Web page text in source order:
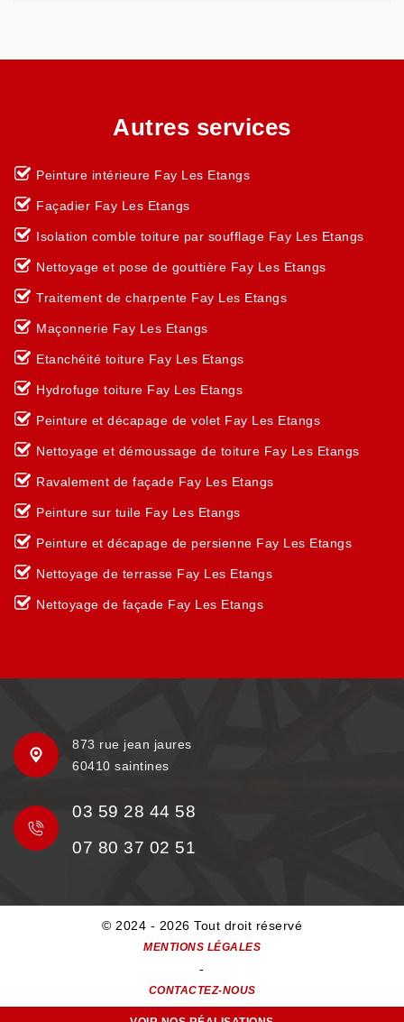
Autres services
Peinture intérieure Fay Les Etangs
Façadier Fay Les Etangs
Isolation comble toiture par soufflage Fay Les Etangs
Nettoyage et pose de gouttière Fay Les Etangs
Traitement de charpente Fay Les Etangs
Maçonnerie Fay Les Etangs
Etanchéité toiture Fay Les Etangs
Hydrofuge toiture Fay Les Etangs
Peinture et décapage de volet Fay Les Etangs
Nettoyage et démoussage de toiture Fay Les Etangs
Ravalement de façade Fay Les Etangs
Peinture sur tuile Fay Les Etangs
Peinture et décapage de persienne Fay Les Etangs
Nettoyage de terrasse Fay Les Etangs
Nettoyage de façade Fay Les Etangs
873 rue jean jaures
60410 saintines
03 59 28 44 58
07 80 37 02 51
© 2024 - 2026 Tout droit réservé
MENTIONS LÉGALES
-
CONTACTEZ-NOUS